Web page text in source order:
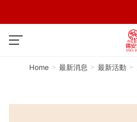
Home 最新消息 最新活動